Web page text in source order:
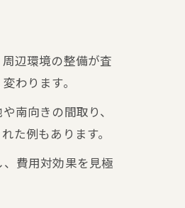
辺環境の整備が査
わります。
南向きの間取り、
た例もあります。
費用対効果を見極